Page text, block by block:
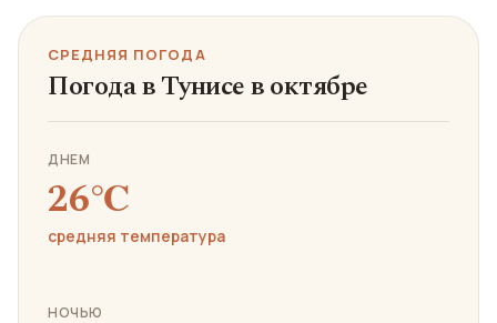
СРЕДНЯЯ ПОГОДА
Погода в Тунисе в октябре
ДНЕМ
26℃
средняя температура
НОЧЬЮ